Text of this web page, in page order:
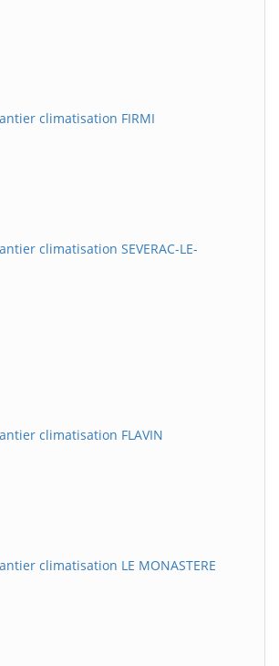
climatisation FIRMI
climatisation SEVERAC-LE-
climatisation FLAVIN
climatisation LE MONASTERE